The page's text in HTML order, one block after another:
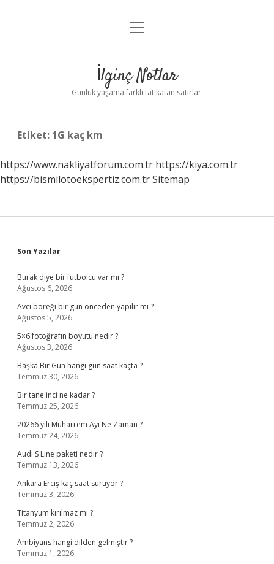
Anasayfa
Yasal Uyarı
menüyü
İlginç Notlar
Günlük yaşama farklı tat katan satırlar.
Etiket: 1G kaç km
https://www.nakliyatforum.com.tr https://kiya.com.tr
https://bismilotoekspertiz.com.trSitemap
Sidebar
Son Yazılar
Burak diye bir futbolcu var mı ?
Ağustos 6, 2026
Avcı böreği bir gün önceden yapılır mı ?
Ağustos 5, 2026
5×6 fotoğrafın boyutu nedir ?
Ağustos 3, 2026
Başka Bir Gün hangi gün saat kaçta ?
Temmuz 30, 2026
Bir tane inci ne kadar ?
Temmuz 25, 2026
20266 yılı Muharrem Ayı Ne Zaman ?
Temmuz 24, 2026
Audi S Line paketi nedir ?
Temmuz 13, 2026
Ankara Erciş kaç saat sürüyor ?
Temmuz 3, 2026
Titanyum kırılmaz mı ?
Temmuz 2, 2026
Ambiyans hangi dilden gelmiştir ?
Temmuz 1, 2026